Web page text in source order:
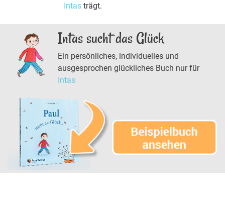
Intas trägt.
Intas sucht das Glück
Ein persönliches, individuelles und
ausgesprochen glückliches Buch nur für
Intas